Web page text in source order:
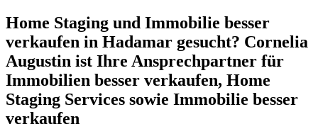
Home Staging und Immobilie besser
verkaufen in Hadamar gesucht? Cornelia
Augustin ist Ihre Ansprechpartner für
Immobilien besser verkaufen, Home
Staging Services sowie Immobilie besser
verkaufen